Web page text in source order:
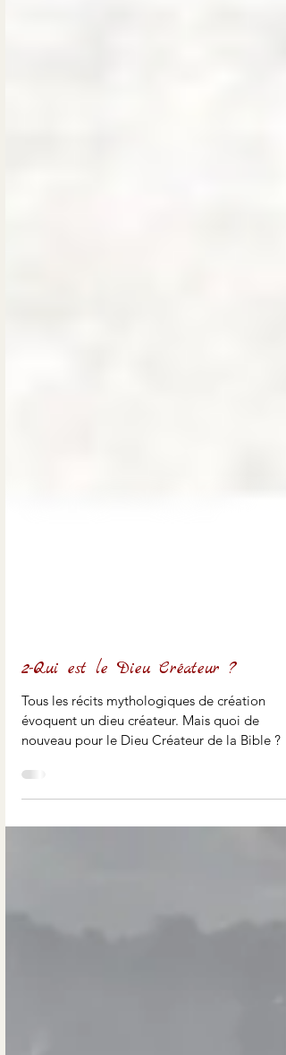
2-Qui est le Dieu Créateur ?
Tous les récits mythologiques de création
évoquent un dieu créateur. Mais quoi de
nouveau pour le Dieu Créateur de la Bible ?